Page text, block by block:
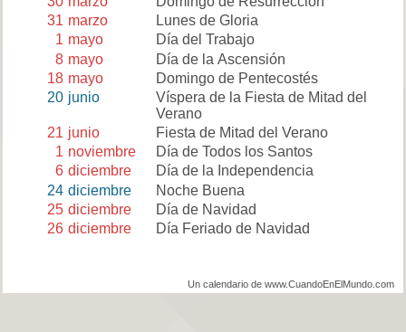
31 marzo
Lunes de Gloria
1 mayo
Día del Trabajo
8 mayo
Día de la Ascensión
18 mayo
Domingo de Pentecostés
20 junio
Víspera de la Fiesta de Mitad del
Verano
21 junio
Fiesta de Mitad del Verano
1 noviembre
Día de Todos los Santos
6 diciembre
Día de la Independencia
24 diciembre
Noche Buena
25 diciembre
Día de Navidad
26 diciembre Día Feriado de Navidad
Un calendario de www.CuandoEnElMundo.com